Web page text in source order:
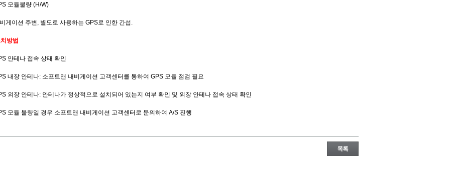
모듈불량 (H/W)
게이션 주변, 별도로 사용하는 GPS로 인한 간섭.
방법
안테나 접속 상태 확인
내장 안테나: 소프트맨 내비게이션 고객센터를 통하여 GPS 모듈 점검 필요
외장 안테나: 안테나가 정상적으로 설치되어 있는지 여부 확인 및 외장 안테나 접속 상태 확인
모듈 불량일 경우 소프트맨 내비게이션 고객센터로 문의하여 A/S 진행